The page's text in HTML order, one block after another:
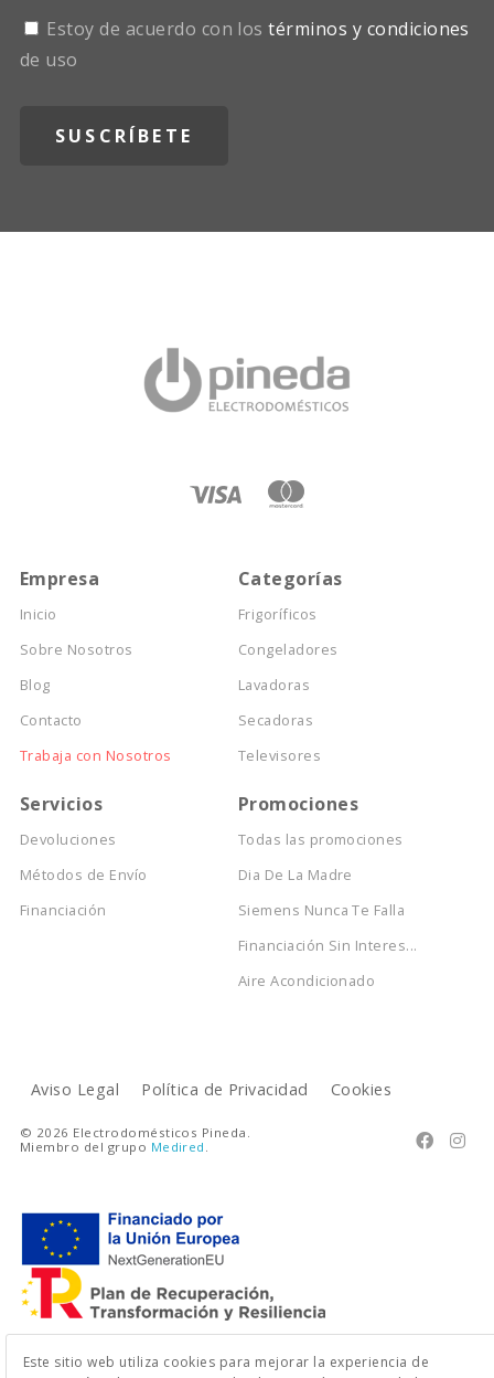
Estoy de acuerdo con lostérminos y condiciones
de uso
Empresa
Inicio
Sobre Nosotros
Blog
Contacto
Trabaja con Nosotros
Categorías
Frigoríficos
Congeladores
Lavadoras
Secadoras
Televisores
Servicios
Devoluciones
Métodos de Envío
Financiación
Promociones
Todas las promociones
Dia De La Madre
Siemens Nunca Te Falla
Financiación Sin Interes...
Aire Acondicionado
Aviso Legal Política de Privacidad Cookies
 
© 2026 Electrodomésticos Pineda.
Miembro del grupo Medired
Este sitio web utiliza cookies para mejorar la experiencia de